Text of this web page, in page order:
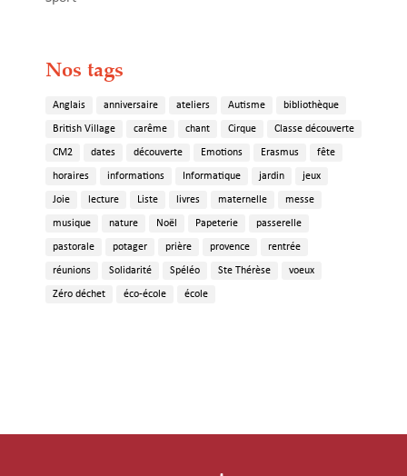
Nos tags
Anglais anniversaire ateliers Autisme bibliothèque
British Village carême chant Cirque Classe découverte
CM2 dates découverte Emotions Erasmus fête
horaires informations Informatique jardin jeux
Joie lecture Liste livres maternelle messe
musique nature Noël Papeterie passerelle
pastorale potager prière provence rentrée
réunions Solidarité Spéléo Ste Thérèse voeux
Zéro déchet éco-école école